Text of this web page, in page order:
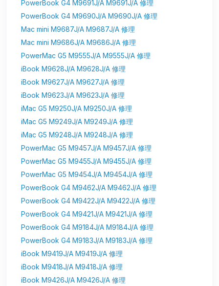
PowerBook G4 M9691J/A M9691J/A 修理
PowerBook G4 M9690J/A M9690J/A 修理
Mac mini M9687J/A M9687J/A 修理
Mac mini M9686J/A M9686J/A 修理
PowerMac G5 M9555J/A M9555J/A 修理
iBook M9628J/A M9628J/A 修理
iBook M9627J/A M9627J/A 修理
iBook M9623J/A M9623J/A 修理
iMac G5 M9250J/A M9250J/A 修理
iMac G5 M9249J/A M9249J/A 修理
iMac G5 M9248J/A M9248J/A 修理
PowerMac G5 M9457J/A M9457J/A 修理
PowerMac G5 M9455J/A M9455J/A 修理
PowerMac G5 M9454J/A M9454J/A 修理
PowerBook G4 M9462J/A M9462J/A 修理
PowerBook G4 M9422J/A M9422J/A 修理
PowerBook G4 M9421J/A M9421J/A 修理
PowerBook G4 M9184J/A M9184J/A 修理
PowerBook G4 M9183J/A M9183J/A 修理
iBook M9419J/A M9419J/A 修理
iBook M9418J/A M9418J/A 修理
iBook M9426J/A M9426J/A 修理